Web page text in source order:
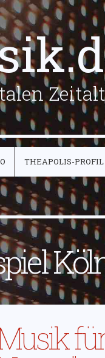
THEAPOLIS-PROFIL